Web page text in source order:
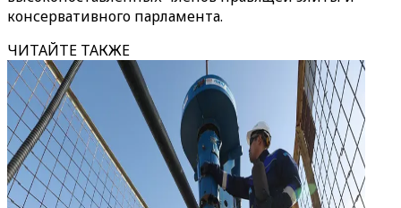
консервативного парламента.
ЧИТАЙТЕ ТАКЖЕ